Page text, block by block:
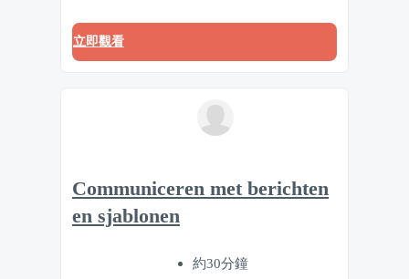
立即觀看
Communiceren met berichten
en sjablonen
約30分鐘